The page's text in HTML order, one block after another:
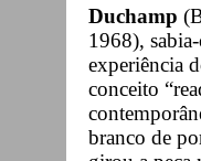
Duchamp
1968),
experiência
conceito
branco de